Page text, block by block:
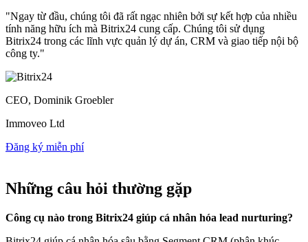
"Ngay từ đầu, chúng tôi đã rất ngạc nhiên bởi sự kết hợp của nhiều
tính năng hữu ích mà Bitrix24 cung cấp. Chúng tôi sử dụng
Bitrix24 trong các lĩnh vực quản lý dự án, CRM và giao tiếp nội bộ
công ty."
CEO, Dominik Groebler
Immoveo Ltd
Đăng ký miễn phí
Những câu hỏi thường gặp
Công cụ nào trong Bitrix24 giúp cá nhân hóa lead nurturing?